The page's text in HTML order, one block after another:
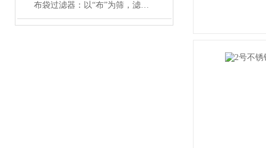
布袋过滤器：以“布”为筛，滤净粉尘杂质守护洁净​